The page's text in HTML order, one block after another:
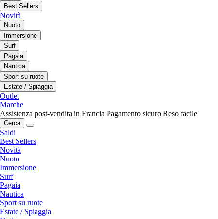
Best Sellers
Novità
Nuoto
Immersione
Surf
Pagaia
Nautica
Sport su ruote
Estate / Spiaggia
Outlet
Marche
Assistenza post-vendita in Francia Pagamento sicuro Reso facile
Cerca
Saldi
Best Sellers
Novità
Nuoto
Immersione
Surf
Pagaia
Nautica
Sport su ruote
Estate / Spiaggia